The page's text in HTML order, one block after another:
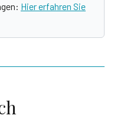
Hier erfahren Sie